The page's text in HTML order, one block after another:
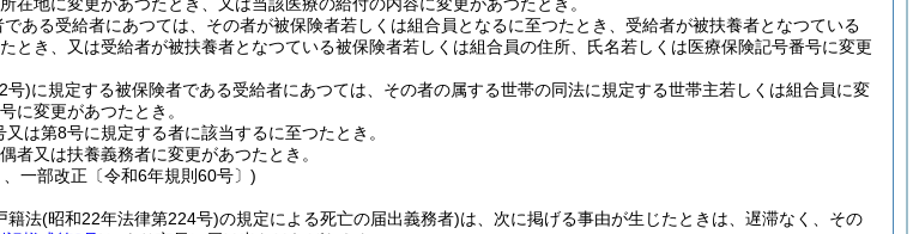
ある受給者にあつては、その者が被保険者若しくは組合員となるに至つたとき、受給者が被扶養者となつている
とき、又は受給者が被扶養者となつている被保険者若しくは組合員の住所、氏名若しくは医療保険記号番号に変更
号)に規定する被保険者である受給者にあつては、その者の属する世帯の同法に規定する世帯主若しくは組合員に変
に変更があつたとき。
は第8号に規定する者に該当するに至つたとき。
者又は扶養義務者に変更があつたとき。
一部改正〔令和6年規則60号〕)
籍法(昭和22年法律第224号)の規定による死亡の届出義務者)は、次に掲げる事由が生じたときは、遅滞なく、その